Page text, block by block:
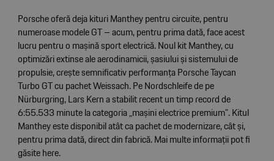
Porsche oferă deja kituri Manthey pentru circuite, pentru
numeroase modele GT – acum, pentru prima dată, face acest
lucru pentru o mașină sport electrică. Noul kit Manthey, cu
optimizări extinse ale aerodinamicii, șasiului și sistemului de
propulsie, crește semnificativ performanța Porsche Taycan
Turbo GT cu pachet Weissach. Pe Nordschleife de pe
Nürburgring, Lars Kern a stabilit recent un timp record de
6:55.533 minute la categoria „mașini electrice premium”. Kitul
Manthey este disponibil atât ca pachet de modernizare, cât și,
pentru prima dată, direct din fabrică. Mai multe informații pot fi
găsitehere.